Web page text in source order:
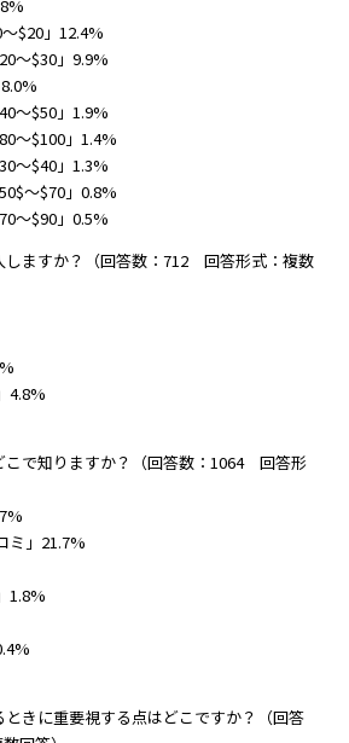
$20」12.4%
～$30」9.9%
～$50」1.9%
～$100」1.4%
～$40」1.3%
～$70」0.8%
～$90」0.5%
しますか？（回答数：712 回答形式：複数
4.8%
こで知りますか？（回答数：1064 回答形
ミ」21.7%
1.8%
ときに重要視する点はどこですか？（回答